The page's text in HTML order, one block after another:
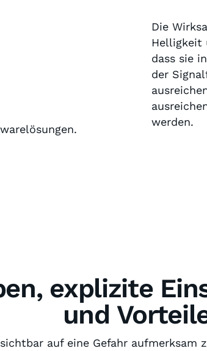
Die
Helligkeit
dass sie
der
werden.
explizite
und
auf eine Gefahr aufmerksam